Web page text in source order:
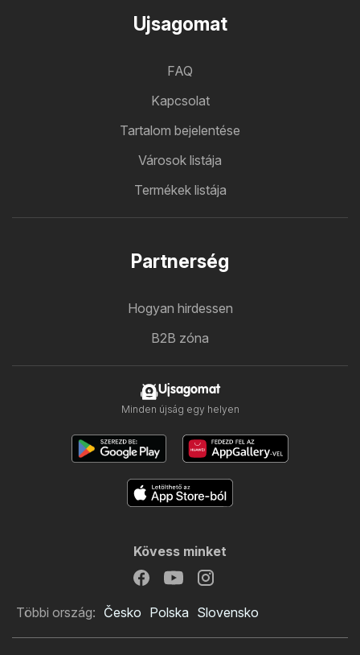
Ujsagomat
FAQ
Kapcsolat
Tartalom bejelentése
Városok listája
Termékek listája
Partnerség
Hogyan hirdessen
B2B zóna
Ujsagomat
Minden újság egy helyen
Kövess minket
Többi ország: Česko Polska Slovensko